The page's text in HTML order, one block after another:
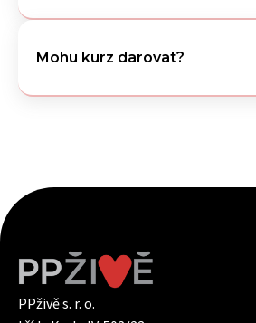
Mohu kurz darovat?
PPživě s. r. o.